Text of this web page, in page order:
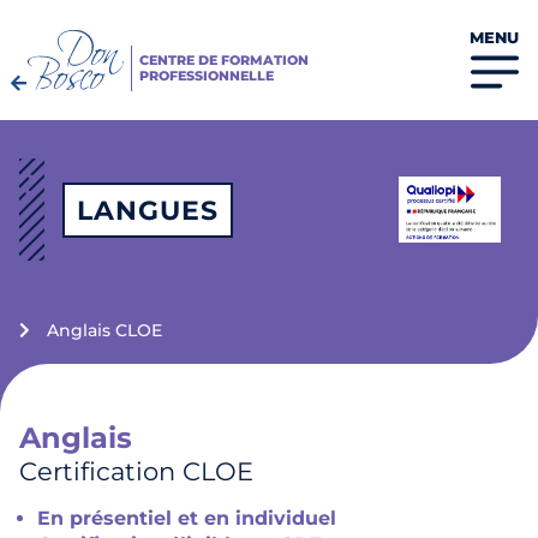
CENTRE DE FORMATION
PROFESSIONNELLE
MENU
LANGUES
Anglais CLOE
Anglais
Certification CLOE
En présentiel et en individuel